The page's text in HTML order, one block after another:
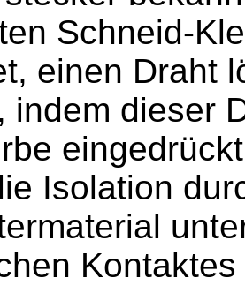
Schneid-
einen Draht
indem dieser
Isolation